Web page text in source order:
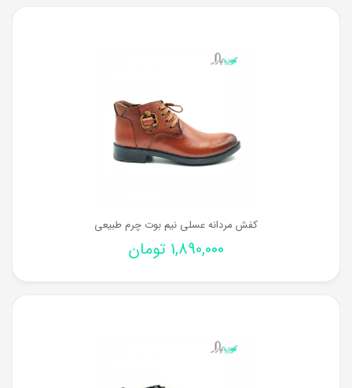
کفش مردانه عسلی نیم بوت چرم طبیعی
1,890,000 تومان